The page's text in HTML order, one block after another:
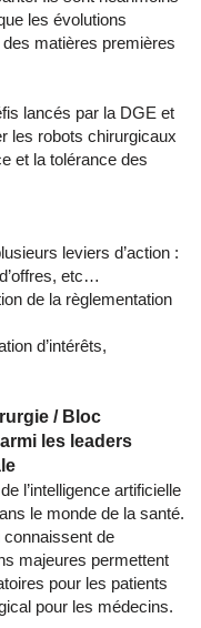
les évolutions
des matières premières
lancés par la DGE et
les robots chirurgicaux
et la tolérance des
leviers d’action :
etc…
de la règlementation
d’intérêts,
/ Bloc
les leaders
l’intelligence artificielle
le monde de la santé.
de
majeures permettent
pour les patients
pour les médecins.